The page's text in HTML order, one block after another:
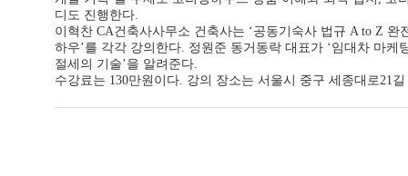
디도 진행한다.
이혁찬 CA건축사사무소 건축사는 ‘공동기숙사 법규 A to Z
하우’를 각각 강의한다. 정원준 동거동락 대표가 ‘임대차 마
절세의 기술’을 알려준다.
수강료는 130만원이다. 강의 장소는 서울시 중구 세종대로21